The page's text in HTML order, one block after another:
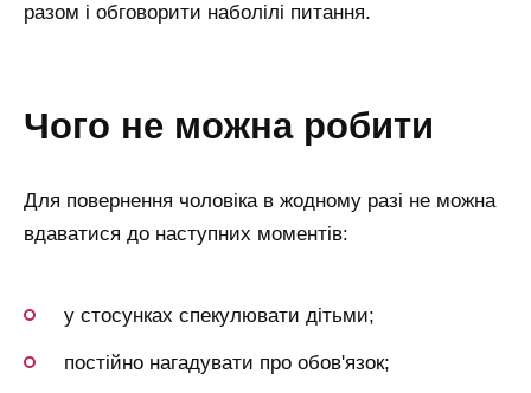
разом і обговорити наболілі питання.
чого не можна робити
Для повернення чоловіка в жодному разі не можна
вдаватися до наступних моментів:
у стосунках спекулювати дітьми;
постійно нагадувати про обов'язок;